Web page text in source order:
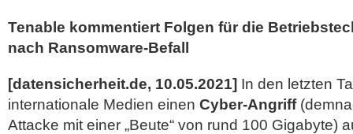
Tenable kommentiert Folgen für die
nach Ransomware-Befall
[datensicherheit.de, 10.05.2021] In den letzten
internationale Medien einen Cyber-Angriff
Attacke mit einer „Beute“ von rund 100 Gigabyte)